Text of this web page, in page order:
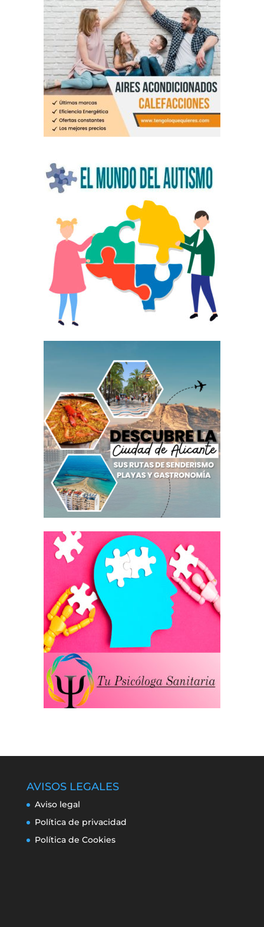
AVISOS LEGALES
Aviso legal
Política de privacidad
Política de Cookies